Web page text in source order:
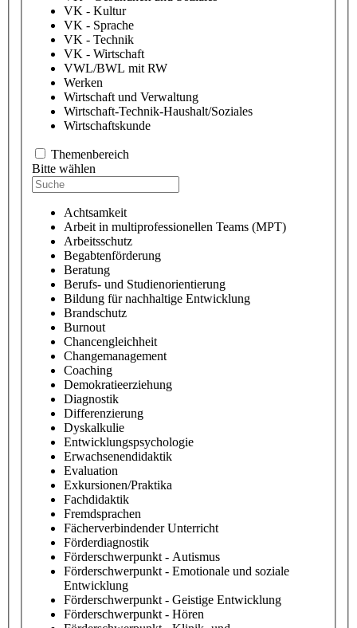
VK - Kultur
VK - Sprache
VK - Technik
VK - Wirtschaft
VWL/BWL mit RW
Werken
Wirtschaft und Verwaltung
Wirtschaft-Technik-Haushalt/Soziales
Wirtschaftskunde
Themenbereich
Bitte wählen
Achtsamkeit
Arbeit in multiprofessionellen Teams (MPT)
Arbeitsschutz
Begabtenförderung
Beratung
Berufs- und Studienorientierung
Bildung für nachhaltige Entwicklung
Brandschutz
Burnout
Chancengleichheit
Changemanagement
Coaching
Demokratieerziehung
Diagnostik
Differenzierung
Dyskalkulie
Entwicklungspsychologie
Erwachsenendidaktik
Evaluation
Exkursionen/Praktika
Fachdidaktik
Fremdsprachen
Fächerverbindender Unterricht
Förderdiagnostik
Förderschwerpunkt - Autismus
Förderschwerpunkt - Emotionale und soziale
Entwicklung
Förderschwerpunkt - Geistige Entwicklung
Förderschwerpunkt - Hören